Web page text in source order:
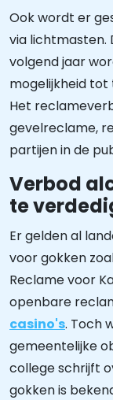
Ook wordt er
via lichtmasten.
volgend jaar
mogelijkheid tot
Het
gevelreclame,
partijen in de
Verbod
te
Er gelden al
voor gokken
Reclame voor
openbare
casino's. Toch
gemeentelijke
college schrijft
gokken is